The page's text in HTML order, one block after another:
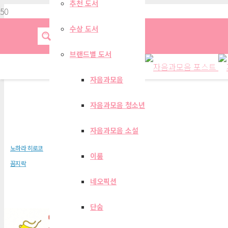
추천 도서
수상 도서
브랜드별 도서
자음과모음
자음과모음 청소년
자음과모음 소설
이룸
네오픽션
단숨
엄마, 오늘부터 일하
노하라 히로코
꼼지락